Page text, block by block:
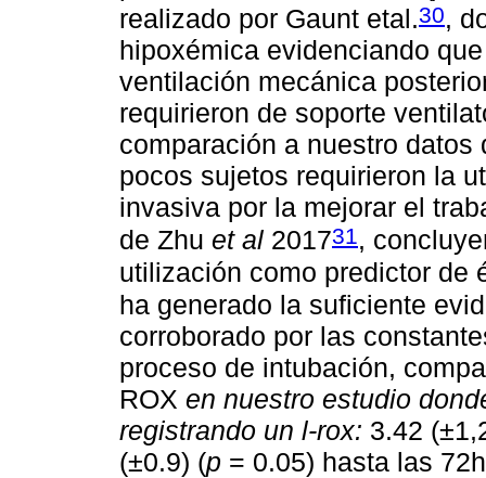
realizado por Gaunt etal.30,
hipoxémica evidenciando
ventilación mecánica
requirieron de soporte
comparación a nuestro
pocos sujetos requirieron la
invasiva por la mejorar el
de Zhu et al 201731,
utilización como predictor de
ha generado la suficiente
corroborado por las
proceso de intubación,
ROX en nuestro estudio
registrando un l-rox: 3.42
(±0.9) (p = 0.05) hasta las